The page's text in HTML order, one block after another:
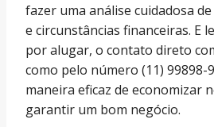
fazer uma análise cuidadosa
e circunstâncias financeiras. E
por alugar, o contato direto
como pelo número (11) 99898-
maneira eficaz de economizar
garantir um bom negócio.